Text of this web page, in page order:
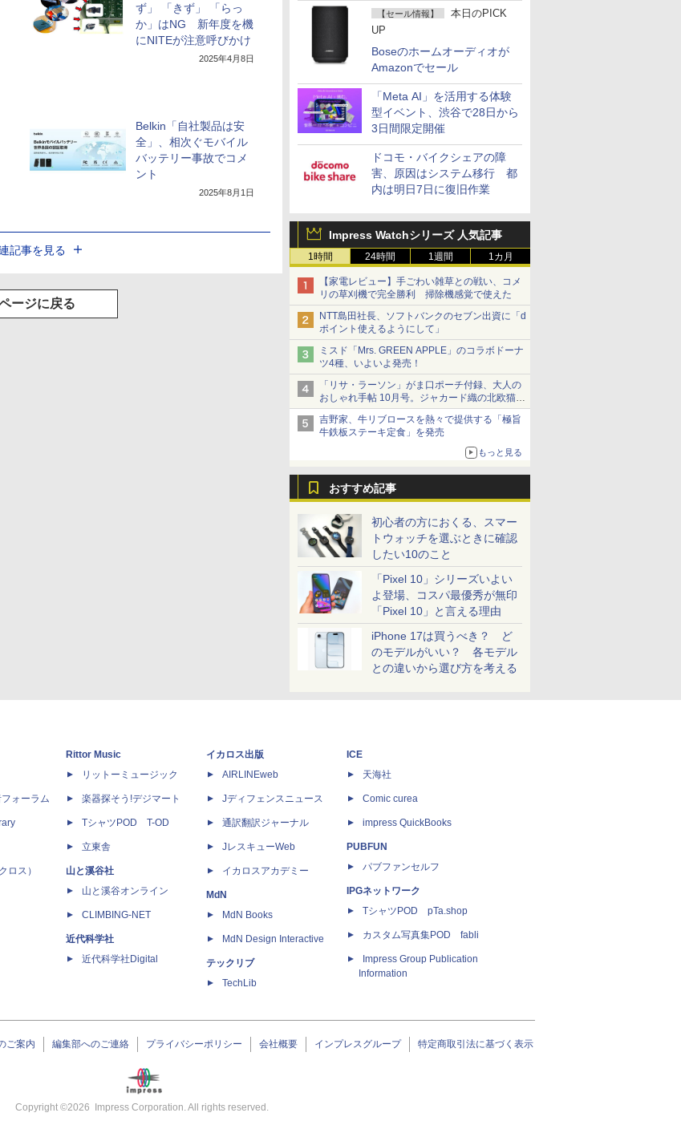
【セール情報】
本日のPICK
UP
Boseのホームオーディオが
Amazonでセール
「Meta AI」を活用する体験
型イベント、渋谷で28日から
3日間限定開催
ドコモ・バイクシェアの障
害、原因はシステム移行 都
内は明日7日に復旧作業
Impress Watchシリーズ 人気記事
1時間 24時間 1週間 1カ月
【家電レビュー】手ごわい雑草との戦い、コメ
リの草刈機で完全勝利 掃除機感覚で使えた
NTT島田社長、ソフトバンクのセブン出資に「d
ポイント使えるようにして」
ミスド「Mrs. GREEN APPLE」のコラボドーナ
ツ4種、いよいよ発売！
「リサ・ラーソン」がま口ポーチ付録、大人の
おしゃれ手帖 10月号。ジャカード織の北欧猫デ
ザイン
吉野家、牛リブロースを熱々で提供する「極旨
牛鉄板ステーキ定食」を発売
もっと見る
おすすめ記事
初心者の方におくる、スマー
トウォッチを選ぶときに確認
したい10のこと
「Pixel 10」シリーズいよい
よ登場、コスパ最優秀が無印
「Pixel 10」と言える理由
iPhone 17は買うべき？ ど
のモデルがいい？ 各モデル
との違いから選び方を考える
ず」 「きず」 「らっ
か」はNG 新年度を機
にNITEが注意呼びかけ
2025年4月8日
Belkin「自社製品は安
全」、相次ぐモバイル
バッテリー事故でコメ
ント
2025年8月1日
記事を見る
ージに戻る
ォーラム
ロス）
Rittor Music
リットーミュージック
楽器探そう!デジマート
TシャツPOD T-OD
立東舎
山と溪谷社
山と溪谷オンライン
CLIMBING-NET
近代科学社
近代科学社Digital
イカロス出版
AIRLINEweb
Jディフェンスニュース
通訳翻訳ジャーナル
JレスキューWeb
イカロスアカデミー
MdN
MdN Books
MdN Design Interactive
テックリブ
TechLib
ICE
天海社
Comic curea
impress QuickBooks
PUBFUN
パブファンセルフ
IPGネットワーク
TシャツPOD pTa.shop
カスタム写真集POD fabli
Impress Group Publication
Information
ご案内 編集部へのご連絡 プライバシーポリシー 会社概要 インプレスグループ 特定商取引法に基づく表示
Copyright ©2026 Impress Corporation. All rights reserved.